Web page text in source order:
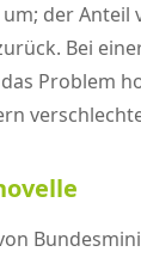
der Anteil
Bei
Problem